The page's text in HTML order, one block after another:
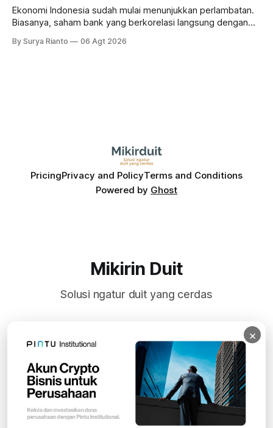
Ekonomi Indonesia sudah mulai menunjukkan perlambatan.
Biasanya, saham bank yang berkorelasi langsung dengan
bank ke depannya?
By Surya Rianto 06 Agt 2026
PricingPrivacy and PolicyTerms and Conditions
Powered by Ghost
Mikirin Duit
Solusi ngatur duit yang cerdas
Subscribe
×